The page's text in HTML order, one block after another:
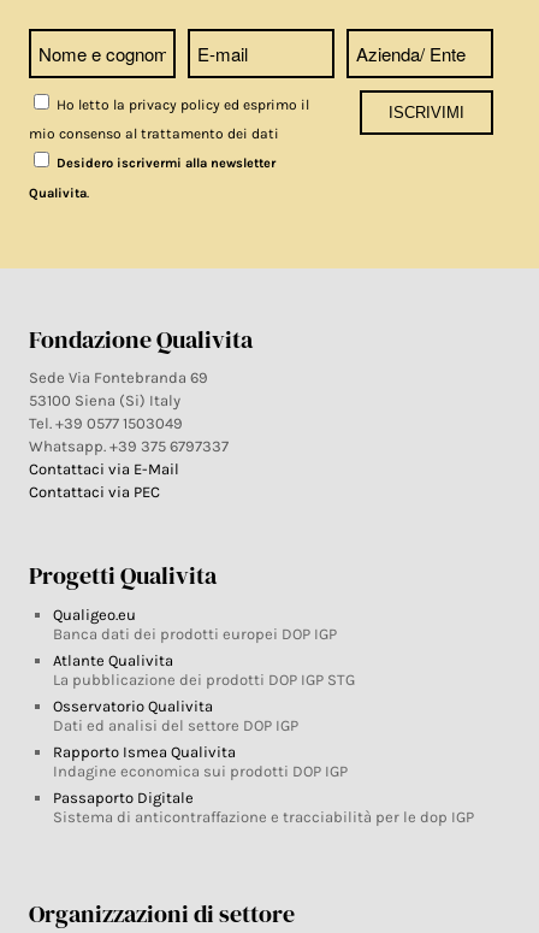
Ho letto la privacy policy ed esprimo il
mio consenso al trattamento dei dati
Desidero iscrivermi alla newsletter
Qualivita.
Fondazione Qualivita
Sede Via Fontebranda 69
53100 Siena (Si) Italy
Tel. +39 0577 1503049
Whatsapp. +39 375 6797337
Contattaci via E-Mail
Contattaci via PEC
Progetti Qualivita
Qualigeo.eu
Banca dati dei prodotti europei DOP IGP
Atlante Qualivita
La pubblicazione dei prodotti DOP IGP STG
Osservatorio Qualivita
Dati ed analisi del settore DOP IGP
Rapporto Ismea Qualivita
Indagine economica sui prodotti DOP IGP
Passaporto Digitale
Sistema di anticontraffazione e tracciabilità per le dop IGP
Organizzazioni di settore